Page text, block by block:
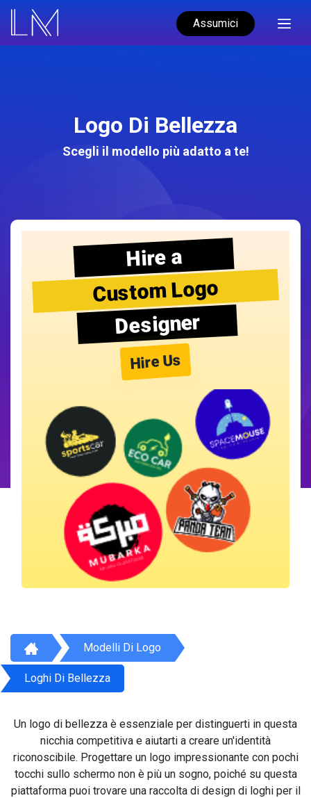
Assumici
Logo Di Bellezza
Scegli il modello più adatto a te!
Hire a
Custom Logo
Designer
Hire Us
Modelli Di Logo
Loghi Di Bellezza
Un logo di bellezza è essenziale per distinguerti in questa
nicchia competitiva e aiutarti a creare un'identità
riconoscibile. Progettare un logo impressionante con pochi
tocchi sullo schermo non è più un sogno, poiché su questa
piattaforma puoi trovare una raccolta di design di loghi per il